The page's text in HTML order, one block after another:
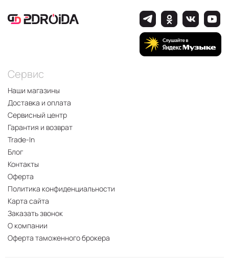
Сервис
Наши магазины
Доставка и оплата
Сервисный центр
Гарантия и возврат
Trade-In
Блог
Контакты
Оферта
Политика конфиденциальности
Карта сайта
Заказать звонок
О компании
Оферта таможенного брокера